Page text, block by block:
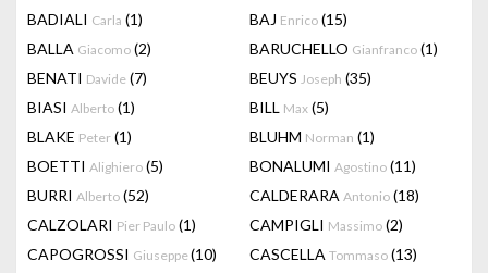
BADIALI Carla (1) BAJ Enrico (15)
BALLA Giacomo (2) BARUCHELLO Gianfranco (1)
BENATI Davide (7) BEUYS Joseph (35)
BIASI Alberto (1) BILL Max (5)
BLAKE Peter (1) BLUHM Norman (1)
BOETTI Alighiero (5) BONALUMI Agostino (11)
BURRI Alberto (52) CALDERARA Antonio (18)
CALZOLARI Pier Paulo (1) CAMPIGLI Massimo (2)
CAPOGROSSI Giuseppe(10) CASCELLA Tommaso (13)